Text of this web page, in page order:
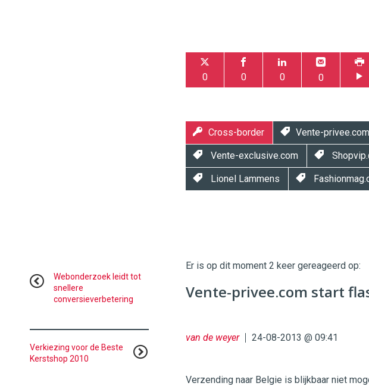
0 0 0 0
Cross-border Vente-privee.com
Vente-exclusive.com
Lionel Lammens
Digital
96 54
Er is op dit moment 2 keer gereageerd op:
Vente-privee.com start
van de weyer 24-08-2013 @ 09:41
Verzending naar Belgie is blijkbaar niet
Webonderzoek leidt tot
snellere
conversieverbetering
Verkiezing voor de Beste
Kerstshop 2010